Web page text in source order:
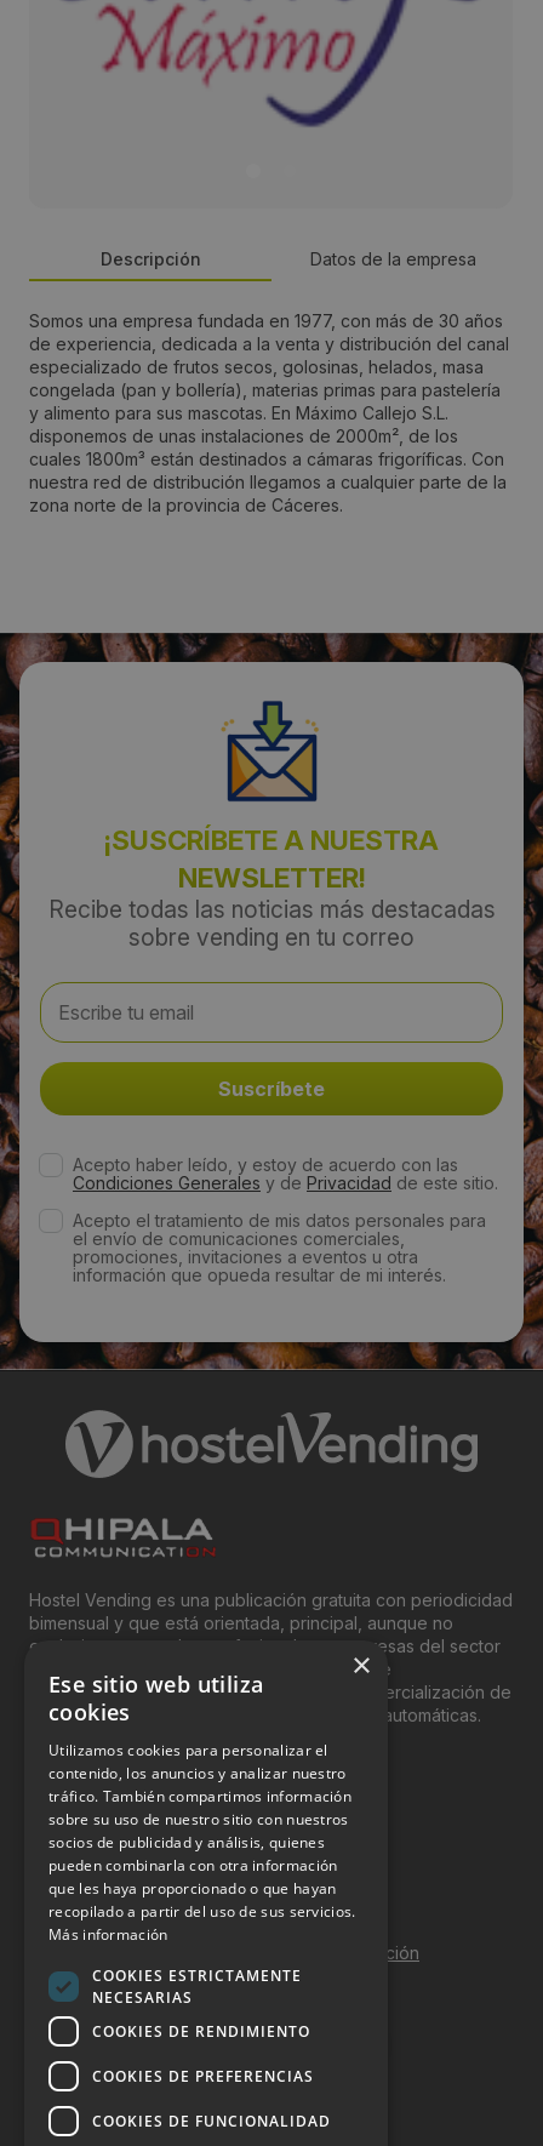
Descripción Datos de la empresa
Somos una empresa fundada en 1977, con más de 30 años
de experiencia, dedicada a la venta y distribución del canal
especializado de frutos secos, golosinas, helados, masa
congelada (pan y bollería), materias primas para pastelería
y alimento para sus mascotas. En Máximo Callejo S.L.
disponemos de unas instalaciones de 2000m², de los
cuales 1800m³ están destinados a cámaras frigoríficas. Con
nuestra red de distribución llegamos a cualquier parte de la
zona norte de la provincia de Cáceres.
Persona de contacto:
Máximo Callejo
Dirección:
Pol. Ind. Cepansa Nave 4, Avda. Martín Palomino, 42
Código Postal:
España
Teléfono:
927416236
Web:
https://www.maximocallejo.es/
2810
Fecha de publicación de producto:
Martes 28 Enero 2014
¡SUSCRÍBETE A NUESTRA
NEWSLETTER!
Recibe todas las noticias más destacadas
sobre vending en tu correo
Acepto haber leído, y estoy de acuerdo con las
Condiciones Generales y de Privacidad de este sitio.
Acepto el tratamiento de mis datos personales para
el envío de comunicaciones comerciales,
promociones, invitaciones a eventos u otra
información que opueda resultar de mi interés.
Hostel Vending es una publicación gratuita con periodicidad
bimensual y que está orientada, principal, aunque no
exclusivamente, a los profesionales y empresas del sector
del “Vending”; nombre con el que se conoce
genéricamente entre profesionales a la comercialización de
productos y servicios a través de máquinas automáticas.
INFORMACIÓN LEGAL
Aviso Legal
Política de Privacidad
Política de Cookies
Política de calidad y seguridad de la información
Contacto
DOSSIER Y CONTRATACIÓN
×
Ese sitio web utiliza
cookies
Utilizamos cookies para personalizar el
contenido, los anuncios y analizar nuestro
tráfico. También compartimos información
sobre su uso de nuestro sitio con nuestros
socios de publicidad y análisis, quienes
pueden combinarla con otra información
que les haya proporcionado o que hayan
recopilado a partir del uso de sus servicios.
Más información
COOKIES ESTRICTAMENTE
NECESARIAS
COOKIES DE RENDIMIENTO
COOKIES DE PREFERENCIAS
COOKIES DE FUNCIONALIDAD